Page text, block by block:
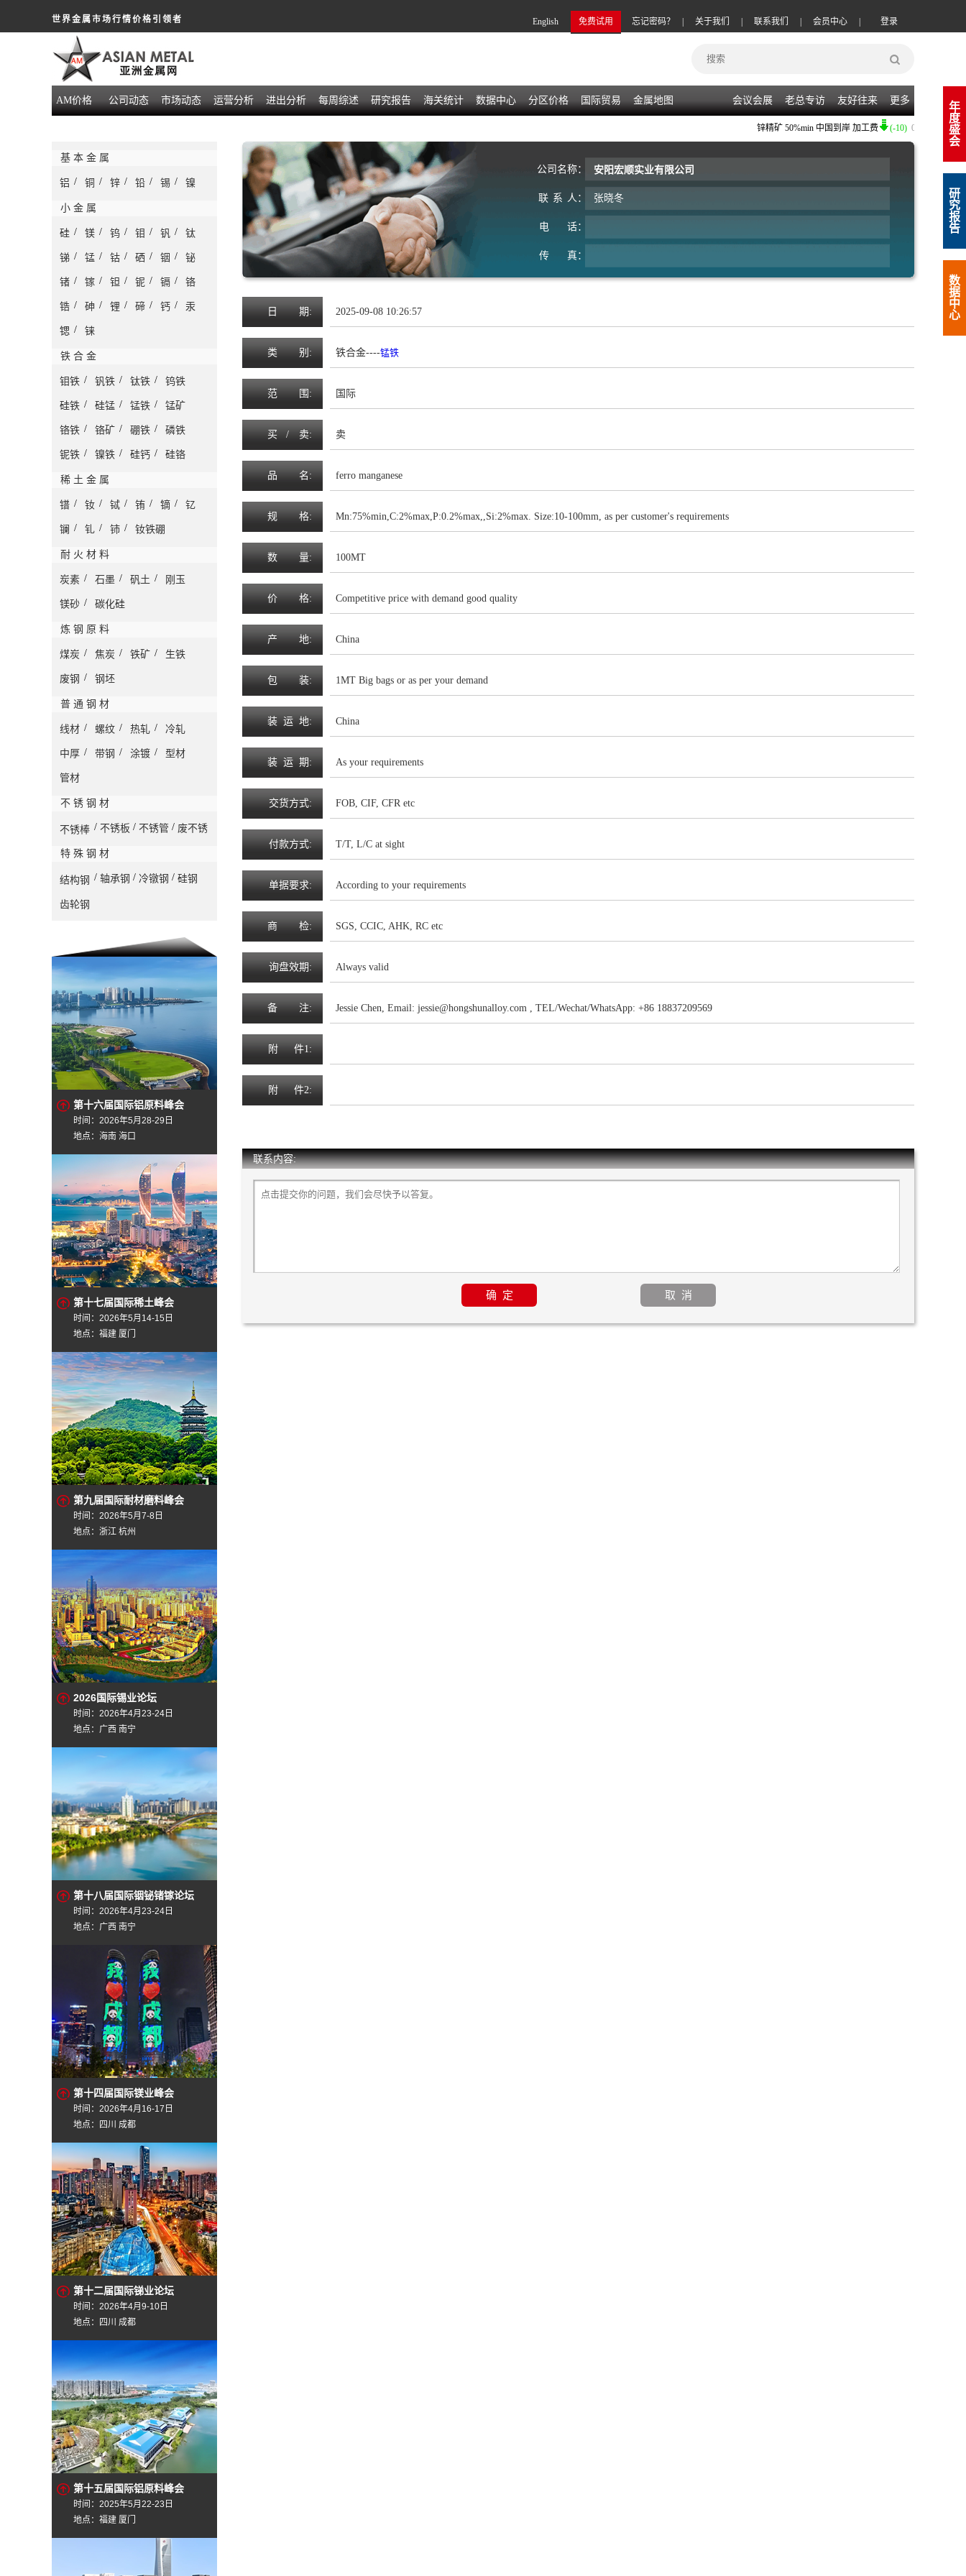
世界金属市场行情价格引领者 登录
会员中心
联系我们
关于我们
忘记密码？
免费试用
English
AM价格 公司动态 市场动态 运营分析 进出分析 每周综述 研究报告 海关统计 数据中心 分区价格 国际贸易 金属地图 会议会展 老总专访 友好往来 更多
锌精矿 50%min 中国到岸 加工费 (-10)08-07 铜精矿
基 本 金 属
铝 / 铜 / 锌 / 铅 / 锡 / 镍
小 金 属
硅 / 镁 / 钨 / 钼 / 钒 / 钛
锑 / 锰 / 钴 / 硒 / 铟 / 铋
锗 / 镓 / 钽 / 铌 / 镉 / 铬
锆 / 砷 / 锂 / 碲 / 钙 / 汞
锶 / 铼
铁 合 金
钼铁 / 钒铁 / 钛铁 / 钨铁
硅铁 / 硅锰 / 锰铁 / 锰矿
铬铁 / 铬矿 / 硼铁 / 磷铁
铌铁 / 镍铁 / 硅钙 / 硅铬
稀 土 金 属
镨 / 钕 / 铽 / 铕 / 镝 / 钇
镧 / 钆 / 铈 / 钕铁硼
耐 火 材 料
炭素 / 石墨 / 矾土 / 刚玉
镁砂 / 碳化硅
炼 钢 原 料
煤炭 / 焦炭 / 铁矿 / 生铁
废钢 / 钢坯
普 通 钢 材
线材 / 螺纹 / 热轧 / 冷轧
中厚 / 带钢 / 涂镀 / 型材
管材
不 锈 钢 材
不锈棒 / 不锈板 / 不锈管 / 废不锈
特 殊 钢 材
结构钢 / 轴承钢 / 冷镦钢 / 硅钢
齿轮钢
第十六届国际铝原料峰会
时间：2026年5月28-29日
地点：海南 海口
第十七届国际稀土峰会
时间：2026年5月14-15日
地点：福建 厦门
第九届国际耐材磨料峰会
时间：2026年5月7-8日
地点：浙江 杭州
2026国际锡业论坛
时间：2026年4月23-24日
地点：广西 南宁
第十八届国际铟铋锗镓论坛
时间：2026年4月23-24日
地点：广西 南宁
第十四届国际镁业峰会
时间：2026年4月16-17日
地点：四川 成都
第十二届国际锑业论坛
时间：2026年4月9-10日
地点：四川 成都
第十五届国际铝原料峰会
时间：2025年5月22-23日
地点：福建 厦门
公司 名称： 安阳宏顺实业有限公司
联 系 人： 张晓冬
电 话：
传 真：
日 期: 2025-09-08 10:26:57
类 别: 铁合金----锰铁
范 围 : 国际
买 / 卖: 卖
品 名 : ferro manganese
规 格: Mn:75%min,C:2%max,P:0.2%max,,Si:2%max. Size:10-100mm, as per customer's requirements
数 量: 100MT
价 格: Competitive price with demand good quality
产 地: China
包 装: 1MT Big bags or as per your demand
装 运 地: China
装 运 期 : As your requirements
交货方式: FOB, CIF, CFR etc
付款方式: T/T, L/C at sight
单据要求: According to your requirements
商 检: SGS, CCIC, AHK, RC etc
询盘效期 : Always valid
备 注: Jessie Chen, Email: jessie@hongshunalloy.com , TEL/Wechat/WhatsApp: +86 18837209569
附 件1:
附 件2:
联系内容:
年
度
盛
会
研
究
报
告
数
据
中
心